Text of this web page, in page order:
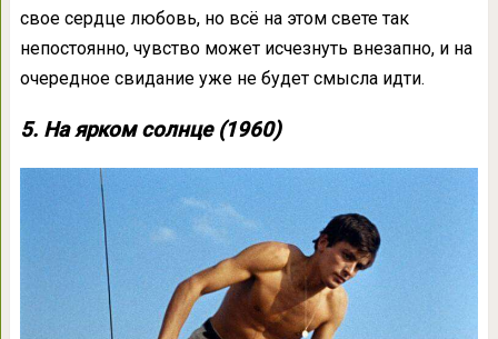
свое сердце любовь, но всё на этом свете так
непостоянно, чувство может исчезнуть внезапно, и на
очередное свидание уже не будет смысла идти.
5. На ярком солнце (1960)